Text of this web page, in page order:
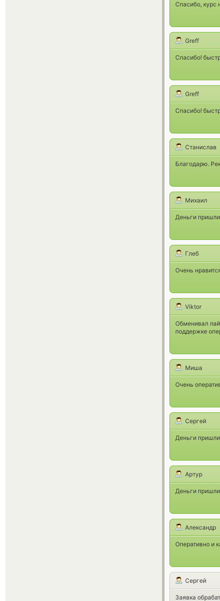
Спасибо, курс
Greff
Спасибо!
Greff
Спасибо!
Станислав
Благодарю.
Михаил
Деньги
Глеб
Очень
Viktor
Обменивал
поддержке
Миша
Очень
Сергей
Деньги
Артур
Деньги
Александр
Оперативно и
Сергей
Заявка